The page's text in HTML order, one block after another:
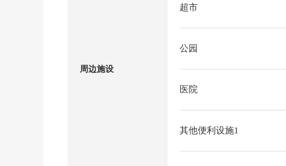
周边施设
超市
公园
医院
其他便利设施1